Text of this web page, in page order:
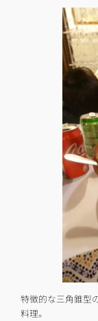
特徴的な三角錐型
料理。